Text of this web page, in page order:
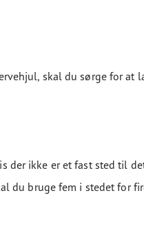
skal du sørge for at
der ikke er et fast sted til
du bruge fem i stedet for